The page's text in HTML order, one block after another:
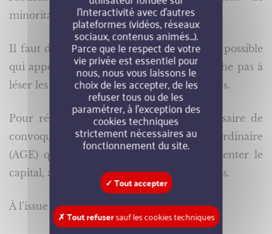
minoritaire.
Il faut donc trouver la meilleure formule possible
qui apporte satisfaction à tous et ne cherche pas à
léser les droits de ceux qui sont minoritaires.
Pour réaliser cette opération, il est nécessaire de
convoquer une assemblée générale extraordinaire
(AGE) qui votera sur la décision d’augmenter le
capital, ainsi que le montant et les modalités.
À l’issue du vote, il faut :
l’interactivité avec d’autres
plateformes (vidéos, réseaux
sociaux, contenus animés…).
Parce que le respect de votre
vie privée est essentiel pour
nous, nous vous laissons le
choix de les accepter, de les
refuser tous ou de les
paramétrer, à l’exception des
cookies techniques
strictement nécessaires au
fonctionnement du site.
✓ Tout accepter
✗ Tout refusersauf les cookies techniques